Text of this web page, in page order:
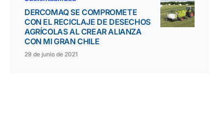
DERCOMAQ SE COMPROMETE
CON EL RECICLAJE DE DESECHOS
AGRÍCOLAS AL CREAR ALIANZA
CON MI GRAN CHILE
29 de junio de 2021